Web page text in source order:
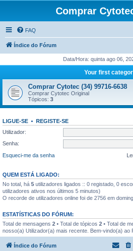
Comprar
FAQ
Índice do Fórum
Data/Hora: quinta ago 06,
Your first
Comprar Cytotec (34) 99716-6638
Comprar Cytotec Original
Tópicos: 3
LIGUE-SE • REGISTE-SE
Utilizador:
Senha:
Esqueci-me da senha
QUEM ESTÁ LIGADO:
No total, há 5 utilizadores ligados :: 0 registado, 0
utilizadores ativos nos últimos 5 minutos)
O recorde de utilizadores online foi de 2756 em
ESTATÍSTICAS DO FÓRUM:
Total de mensagens 2 • Total de tópicos 2 • Total de
nosso(a) Utilizador(a) mais recente. Bem-vindo(a) ao
Índice do Fórum